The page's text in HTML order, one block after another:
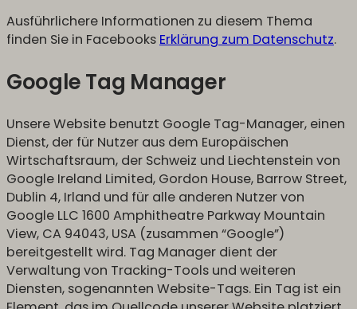
Ausführlichere Informationen zu diesem Thema
finden Sie in Facebooks Erklärung zum Datenschutz.
Google Tag Manager
Unsere Website benutzt Google Tag-Manager, einen
Dienst, der für Nutzer aus dem Europäischen
Wirtschaftsraum, der Schweiz und Liechtenstein von
Google Ireland Limited, Gordon House, Barrow Street,
Dublin 4, Irland und für alle anderen Nutzer von
Google LLC 1600 Amphitheatre Parkway Mountain
View, CA 94043, USA (zusammen “Google”)
bereitgestellt wird. Tag Manager dient der
Verwaltung von Tracking-Tools und weiteren
Diensten, sogenannten Website-Tags. Ein Tag ist ein